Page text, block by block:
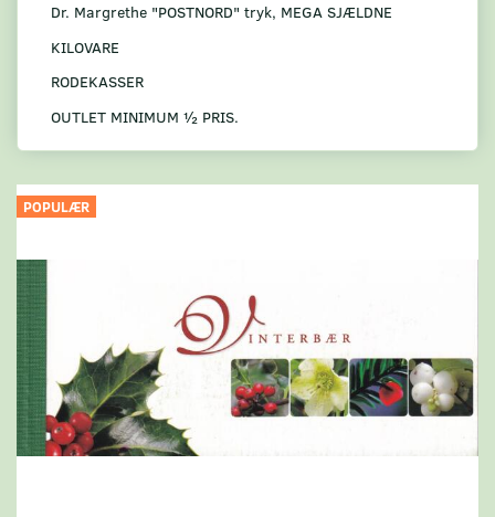
Dr. Margrethe "POSTNORD" tryk, MEGA SJÆLDNE
KILOVARE
RODEKASSER
OUTLET MINIMUM ½ PRIS.
POPULÆR